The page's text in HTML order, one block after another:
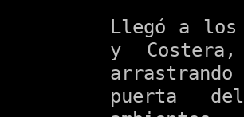
Llegó a los
y
puerta